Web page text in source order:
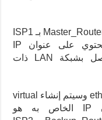
في المخطط الشبكي اعلاه ، يتصل Master_RouterOS بـ ISP1
من خلال ether1 interface التي تحتوي على عنوان IP
192.168.40.2/25 ومنفذ ether2 متصل بشبكة LAN ذات
سيتم تكوين VRRP على ether2 interface وسيتم إنشاء virtual
interface افتراضية سيكون عنوان IP الخاص به هو